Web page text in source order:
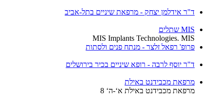
ד"ר אידלמן יצחק - מרפאת שיניים בתל-אביב
MIS שתלים
MIS Implants Technologies. MIS
פרופ' רפאל זלצר - מנתח פנים ולסתות
ד"ר יוסף לרבה - רופא שיניים בכיר בירושלים
מרפאת מכבידנט באילת
מרפאת מכבידנט באילת א‘-ה‘ 8